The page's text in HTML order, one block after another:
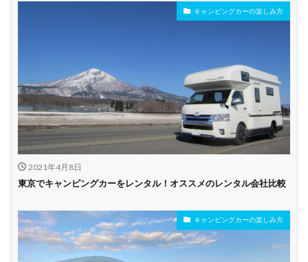
キャンピングカーの楽しみ方
2021年4月8日
東京でキャンピングカーをレンタル！オススメのレンタル会社比較
キャンピングカーの楽しみ方